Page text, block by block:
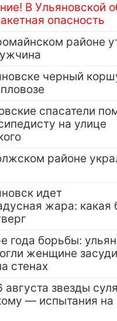
В Ульяновской
опасность
районе
черный
спасатели
на улице
районе
идет
жара: какая
года борьбы:
женщине
стенах
августа звезды
— испытания на